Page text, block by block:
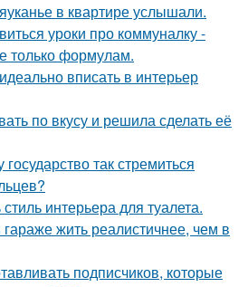
в квартире услышали.
уроки про коммуналку -
только формулам.
вписать в интерьер
по вкусу и решила сделать её
так стремиться
интерьера для туалета.
жить реалистичнее, чем в
подписчиков, которые